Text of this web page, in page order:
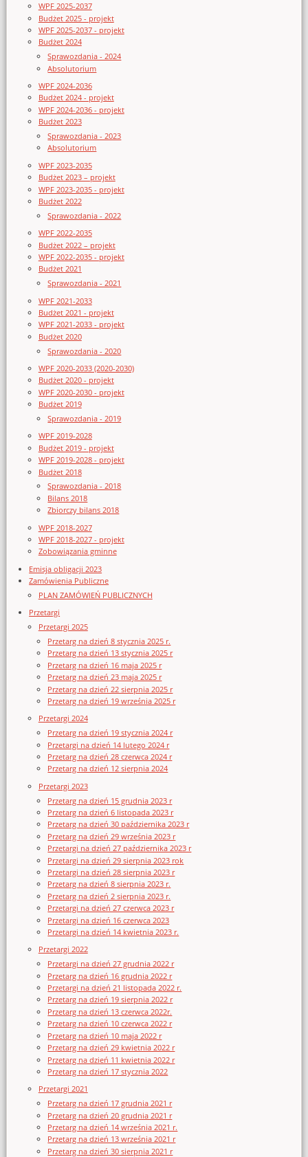
WPF 2025-2037
Budżet 2025 - projekt
WPF 2025-2037 - projekt
Budżet 2024
Sprawozdania - 2024
Absolutorium
WPF 2024-2036
Budżet 2024 - projekt
WPF 2024-2036 - projekt
Budżet 2023
Sprawozdania - 2023
Absolutorium
WPF 2023-2035
Budżet 2023 – projekt
WPF 2023-2035 - projekt
Budżet 2022
Sprawozdania - 2022
WPF 2022-2035
Budżet 2022 – projekt
WPF 2022-2035 - projekt
Budżet 2021
Sprawozdania - 2021
WPF 2021-2033
Budżet 2021 - projekt
WPF 2021-2033 - projekt
Budżet 2020
Sprawozdania - 2020
WPF 2020-2033 (2020-2030)
Budżet 2020 - projekt
WPF 2020-2030 - projekt
Budżet 2019
Sprawozdania - 2019
WPF 2019-2028
Budżet 2019 - projekt
WPF 2019-2028 - projekt
Budżet 2018
Sprawozdania - 2018
Bilans 2018
Zbiorczy bilans 2018
WPF 2018-2027
WPF 2018-2027 - projekt
Zobowiązania gminne
Emisja obligacji 2023
Zamówienia Publiczne
PLAN ZAMÓWIEŃ PUBLICZNYCH
Przetargi
Przetargi 2025
Przetarg na dzień 8 stycznia 2025 r.
Przetarg na dzień 13 stycznia 2025 r
Przetarg na dzień 16 maja 2025 r
Przetarg na dzień 23 maja 2025 r
Przetarg na dzień 22 sierpnia 2025 r
Przetarg na dzień 19 września 2025 r
Przetargi 2024
Przetarg na dzień 19 stycznia 2024 r
Przetargi na dzień 14 lutego 2024 r
Przetarg na dzień 28 czerwca 2024 r
Przetarg na dzień 12 sierpnia 2024
Przetargi 2023
Przetarg na dzień 15 grudnia 2023 r
Przetarg na dzień 6 listopada 2023 r
Przetarg na dzień 30 października 2023 r
Przetarg na dzień 29 września 2023 r
Przetargi na dzień 27 października 2023 r
Przetargi na dzień 29 sierpnia 2023 rok
Przetargi na dzień 28 sierpnia 2023 r
Przetarg na dzień 8 sierpnia 2023 r.
Przetarg na dzień 2 sierpnia 2023 r.
Przetargi na dzień 27 czerwca 2023 r
Przetargi na dzień 16 czerwca 2023
Przetargi na dzień 14 kwietnia 2023 r.
Przetargi 2022
Przetargi na dzień 27 grudnia 2022 r
Przetarg na dzień 16 grudnia 2022 r
Przetargi na dzień 21 listopada 2022 r.
Przetarg na dzień 19 sierpnia 2022 r
Przetarg na dzień 13 czerwca 2022r.
Przetarg na dzień 10 czerwca 2022 r
Przetarg na dzień 10 maja 2022 r
Przetarg na dzień 29 kwietnia 2022 r
Przetarg na dzień 11 kwietnia 2022 r
Przetarg na dzień 17 stycznia 2022
Przetargi 2021
Przetarg na dzień 17 grudnia 2021 r
Przetarg na dzień 20 grudnia 2021 r
Przetarg na dzień 14 września 2021 r.
Przetarg na dzień 13 września 2021 r
Przetarg na dzień 30 sierpnia 2021 r